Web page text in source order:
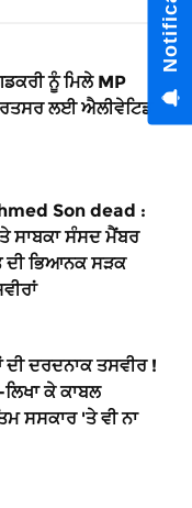
ਨੂੰ ਮਿਲੇ MP
ਲਈ ਐਲੀਵੇਟਿਡ
Son dead :
ਸਾਬਕਾ ਸੰਸਦ ਮੈਂਬਰ
ਦੀ ਭਿਆਨਕ ਸੜਕ
ਦਰਦਨਾਕ ਤਸਵੀਰ !
ਕੇ ਕਾਬਲ
ਸਸਕਾਰ 'ਤੇ ਵੀ ਨਾ